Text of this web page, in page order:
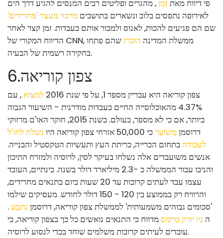
פי דיווח מאתזְמַן, מהגרים ופליטים רבים המנסים להגיע דרך הים
לאירופה נתפסים בלוב ונשארים בתושבים מרכזי מעצר 'מחרידים'
שם הם פגיעים להכות, לאנוס ולמכור אותם כעבדות. זמן קצר לאחר
הדיווח המקורי של CNN, ממשלת המדינה הוכרז שהם פתחו
בחקירה רשמית של הבעיה.
6.צפון קוריאה
צפון קוריאה היא עבריין מספר 1, על פי שנת 2016 למצוא, עם
4.37% מהאוכלוסייה החיים בעבדות מודרנית - השיעור הגבוה
ביותר, אם כי לא מספר, בעולם. בשנת 2015, חוקר האו'ם מרזוקי
דרוסמןמְשׁוֹעָרכי 50,000 אזרחי צפון קוריאה היו
נשלח לחו'ל
לעבודה בתחום הכרייה, כריתת העץ ותעשיות הטקסטיל והבנייה.
אנשים משועבדים אלה נשלחו בעיקר לסין, לרוסיה ולמזרח התיכון
והניבו עבור הממשלה כ -2.3 מיליארד דולר בשנה. בינתיים, העובד
עצמו עבד לעתים קרובות עד 20 שעות ביום בתנאים מחרידים,
והרוויח רק בממוצע בין 120 - 150 דולר לחודש. מעסיקים שילמו
'סכומים גבוהים משמעותית' לממשלת צפון קוריאה, דרוסמן נִתבָּע.
ה ניו יורק טיימסמדווח כי התנאים נואשים כל כך בצפון קוריאה, כי
עובדים לעיתים קרובות משלמים שוחד בכדי לנסוע לרוסיה.